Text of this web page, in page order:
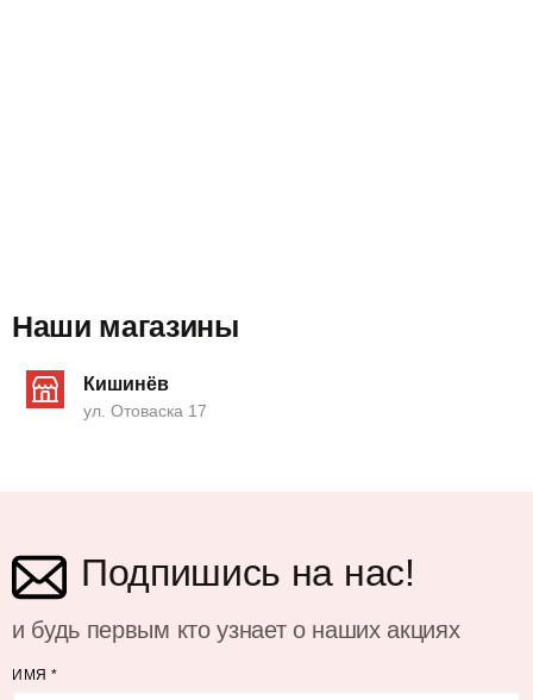
Наши магазины
Кишинёв
ул. Отоваска 17
Подпишись на нас!
и будь первым кто узнает о наших акциях
ИМЯ *